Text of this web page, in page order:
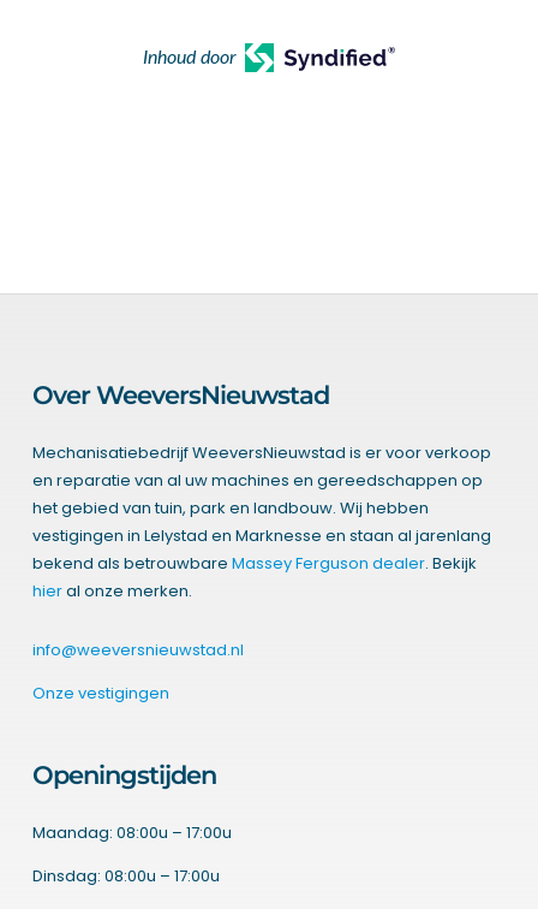
Inhoud door
Over WeeversNieuwstad
Mechanisatiebedrijf WeeversNieuwstad is er voor verkoop
en reparatie van al uw machines en gereedschappen op
het gebied van tuin, park en landbouw. Wij hebben
vestigingen in Lelystad en Marknesse en staan al jarenlang
bekend als betrouwbare Massey Ferguson dealer. Bekijk
hieral onze merken.
info@weeversnieuwstad.nl
Onze vestigingen
Openingstijden
Maandag: 08:00u – 17:00u
Dinsdag: 08:00u – 17:00u